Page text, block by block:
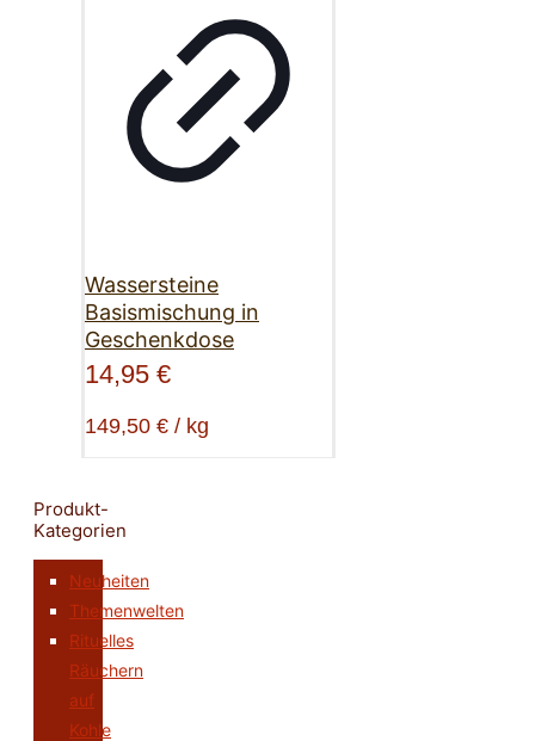
Wassersteine
Basismischung in
Geschenkdose
14,95 €
149,50 € / kg
Produkt-
Kategorien
Neuheiten
Themenwelten
Rituelles
Räuchern
auf
Kohle